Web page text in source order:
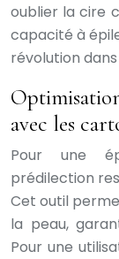
oublier la cire
capacité à
révolution
avec les
Pour une
prédilection
Cet outil
la peau,
Pour une